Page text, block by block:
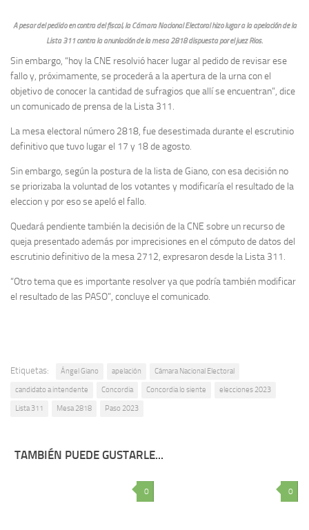
A pesar del pedido en contra del fiscal, la Cámara Nacional Electoral hizo lugar a la apelación de la
Lista 311 contra la anunlación de la mesa 2818 dispuesta por el juez Rios.
Sin embargo, “hoy la CNE resolvió hacer lugar al pedido de revisar ese
fallo y, próximamente, se procederá a la apertura de la urna con el
objetivo de conocer la cantidad de sufragios que allí se encuentran”, dice
un comunicado de prensa de la Lista 311.
La mesa electoral número 2818, fue desestimada durante el escrutinio
definitivo que tuvo lugar el 17 y 18 de agosto.
Sin embargo, según la postura de la lista de Giano, con esa decisión no
se priorizaba la voluntad de los votantes y modificaría el resultado de la
eleccion y por eso se apeló el fallo.
Quedará pendiente también la decisión de la CNE sobre un recurso de
queja presentado además por imprecisiones en el cómputo de datos del
escrutinio definitivo de la mesa 2712, expresaron desde la Lista 311.
“Otro tema que es importante resolver ya que podría también modificar
el resultado de las PASO”, concluye el comunicado.
Etiquetas: Ángel Giano apelación Cámara Nacional Electoral
candidato a intendente Concordia Concordia lo siente elecciones 2023
Lista 311 Mesa 2818 Paso 2023
TAMBIÉN PUEDE GUSTARLE...
0 0